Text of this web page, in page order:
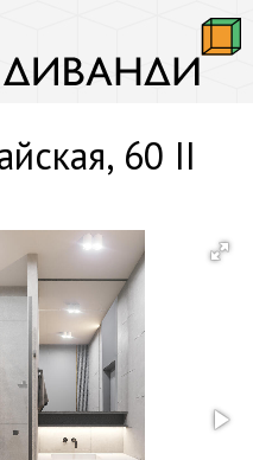
60 II